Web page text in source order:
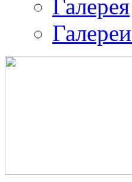
Галерея